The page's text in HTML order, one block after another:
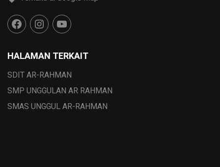
HALAMAN TERKAIT
SDIT AR-RAHMAN
SMP UNGGULAN AR RAHMAN
SMAS UNGGUL AR-RAHMAN